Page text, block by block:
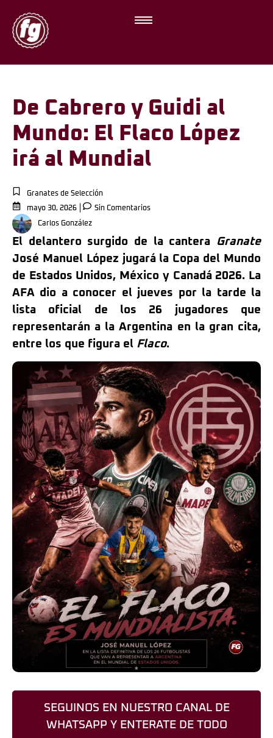
De Cabrero y Guidi al
Mundo: El Flaco López
irá al Mundial
Granates de Selección
mayo 30, 2026
Sin Comentarios
Carlos González
El delantero surgido de la cantera
Granate
José Manuel López jugará la Copa del Mundo
de Estados Unidos, México y Canadá 2026. La
AFA dio a conocer el jueves por la tarde la
lista oficial de los 26 jugadores que
representarán a la Argentina en la gran cita,
entre los que figura el Flaco.
SEGUINOS EN NUESTRO CANAL DE
WHATSAPP Y ENTERATE DE TODO